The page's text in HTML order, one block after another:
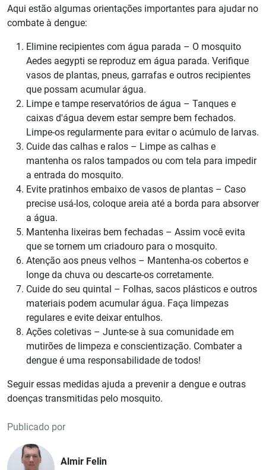
Aqui estão algumas orientações importantes para ajudar no
combate à dengue:
Elimine recipientes com água parada – O mosquito
Aedes aegypti se reproduz em água parada. Verifique
vasos de plantas, pneus, garrafas e outros recipientes
que possam acumular água.
Limpe e tampe reservatórios de água – Tanques e
caixas d'água devem estar sempre bem fechados.
Limpe-os regularmente para evitar o acúmulo de larvas.
Cuide das calhas e ralos – Limpe as calhas e
mantenha os ralos tampados ou com tela para impedir
a entrada do mosquito.
Evite pratinhos embaixo de vasos de plantas – Caso
precise usá-los, coloque areia até a borda para absorver
a água.
Mantenha lixeiras bem fechadas – Assim você evita
que se tornem um criadouro para o mosquito.
Atenção aos pneus velhos – Mantenha-os cobertos e
longe da chuva ou descarte-os corretamente.
Cuide do seu quintal – Folhas, sacos plásticos e outros
materiais podem acumular água. Faça limpezas
regulares e evite deixar entulhos.
Ações coletivas – Junte-se à sua comunidade em
mutirões de limpeza e conscientização. Combater a
dengue é uma responsabilidade de todos!
Seguir essas medidas ajuda a prevenir a dengue e outras
doenças transmitidas pelo mosquito.
Publicado por
Almir Felin